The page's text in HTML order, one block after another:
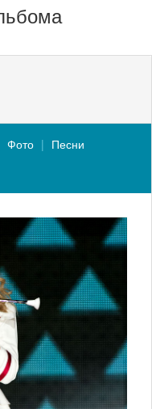
Фото
Песни